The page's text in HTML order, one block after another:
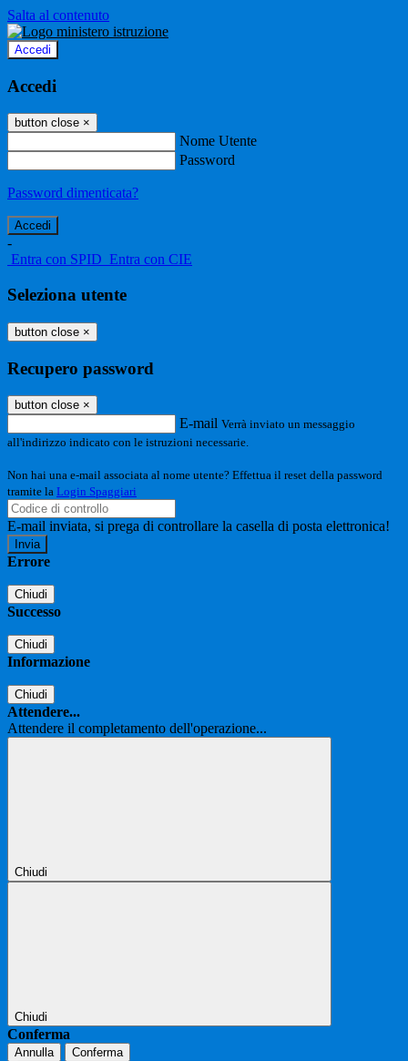
Salta al contenuto
Accedi
Accedi
button close ×
Nome Utente
Password
Password dimenticata?
-
Entra con SPID Entra con CIE
Seleziona utente
button close ×
Recupero password
button close ×
E-mail Verrà inviato un messaggio
all'indirizzo indicato con le istruzioni necessarie.
Non hai una e-mail associata al nome utente? Effettua il reset della password
tramite la Login Spaggiari
E-mail inviata, si prega di controllare la casella di posta elettronica!
Errore
Chiudi
Successo
Chiudi
Informazione
Chiudi
Attendere...
Attendere il completamento dell'operazione...
Chiudi
Chiudi
Conferma
Annulla Conferma